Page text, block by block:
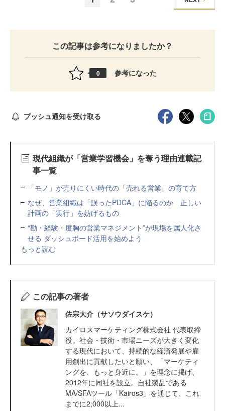
この記事は参考になりましたか？
0 参考になった
プッシュ通知を受け取る
現代組織が「営業学習機会」を奪う理由連載記
事一覧
「モノ」が売りにくい時代の「売れる営業」の育て方
なぜ、営業組織は「誤ったPDCA」に陥るのか 正しい
計画の「実行」を妨げるもの
“勘・経験・度胸の営業マネジメント”が現場を属人化さ
せる ダッシュボード活用を始めよう
もっと読む
この記事の著者
佐宗大介（サソウダイスケ）
カイロスマーケティング株式会社 代表取締
役。社会・技術・市場ニーズが大きく変化
する現代において、持続的な経済発展や雇
用創出に貢献したいと願い、「マーケティ
ングを、もっと身近に。」を理念に掲げ、
2012年に同社を設立。自社製品である
MA/SFAツール「Kairos3」を通じて、これ
までに2,000以上...